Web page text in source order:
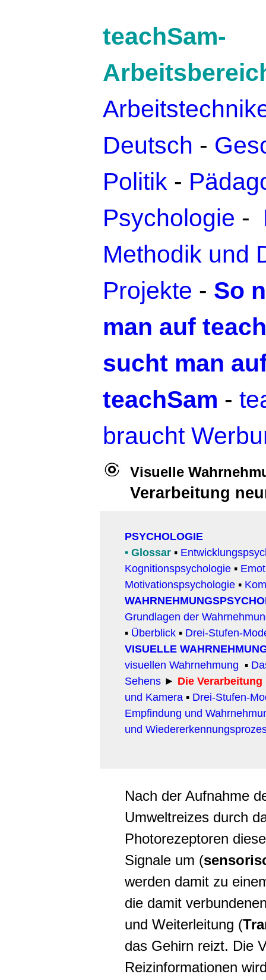
teachSam-
Deutsch -
Politik -
Psychologie -
Methodik und
Projekte - So
man auf
sucht man
teachSam -
braucht
Visuelle
Verarbeitung
PSYCHOLOGIE
▪ Glossar ▪
Kognitionspsychologie ▪
Motivationspsychologie ▪
Grundlagen der
▪ Überblick ▪ Drei-Stufen-
VISUELLE
visuellen Wahrnehmung ▪
Sehens ► Die
und Kamera ▪ Drei-Stufen-
Empfindung und
und
Nach der Aufnahme
Umweltreizes durch
Photorezeptoren
Signale um (
werden damit zu
die damit
und Weiterleitung (
das Gehirn reizt. Die
Reizinformationen